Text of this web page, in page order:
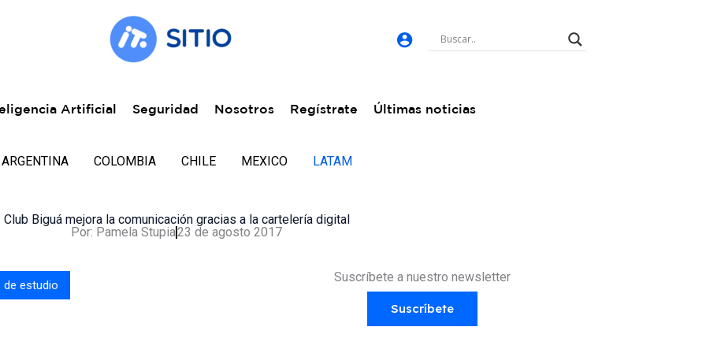
Artificial Seguridad Nosotros Regístrate Últimas noticias
ARGENTINA COLOMBIA CHILE MEXICO LATAM
Club Biguá mejora la comunicación gracias a la cartelería digital
Por: Pamela Stupia23 de agosto 2017
de estudio
Suscríbete a nuestro newsletter
Suscríbete